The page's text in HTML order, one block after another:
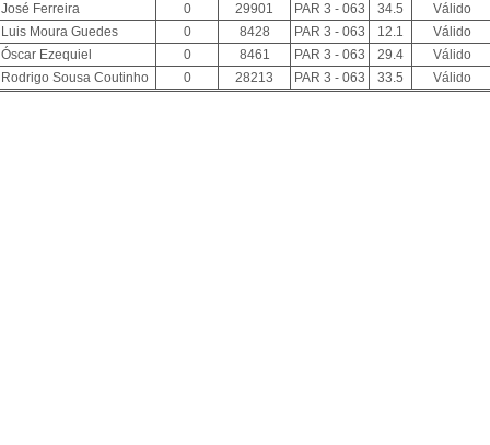
José Ferreira
0 29901 PAR 3 - 063 34.5
Válido
Luis Moura Guedes
0 8428 PAR 3 - 063 12.1
Válido
Óscar Ezequiel
0 8461 PAR 3 - 063 29.4
Válido
Rodrigo Sousa Coutinho
0 28213 PAR 3 - 063 33.5 Válido